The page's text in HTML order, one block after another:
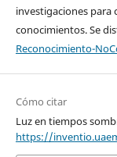
investigaciones
conocimientos. Se
Reconocimiento-
Cómo citar
Luz en tiempos
https://